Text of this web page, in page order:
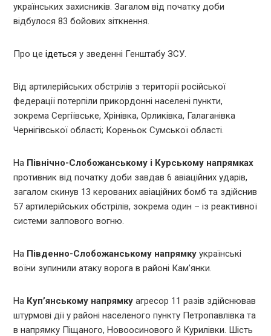
українських захисників. Загалом від початку доби
відбулося 83 бойових зіткнення.
Про цеідеться у зведенні Генштабу ЗСУ.
Від артилерійських обстрілів з території російської
федерації потерпіли прикордонні населені пункти,
зокрема Сергіївське, Хрінівка, Орликівка, Галаганівка
Чернігівської області; Кореньок Сумської області.
На Північно-Слобожанському і Курському напрямках
противник від початку доби завдав 6 авіаційних ударів,
загалом скинув 13 керованих авіаційних бомб та здійснив
57 артилерійських обстрілів, зокрема один – із реактивної
системи залпового вогню.
На Південно-Слобожанському напрямку українські
воїни зупинили атаку ворога в районі Кам’янки.
На Куп’янському напрямку агресор 11 разів здійснював
штурмові дії у районі населеного пункту Петропавлівка та
в напрямку Піщаного, Новоосинового й Курилівки. Шість